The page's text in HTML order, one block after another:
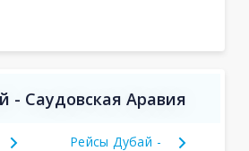
- Саудовская Аравия
Рейсы Дубай -